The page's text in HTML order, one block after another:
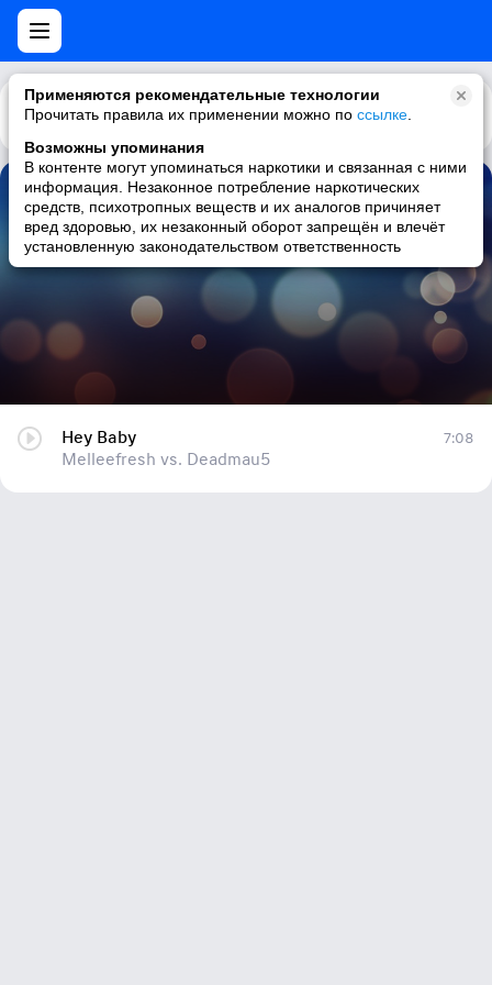
Применяются рекомендательные технологии
Прочитать правила их применении можно по ссылке
Возможны упоминания
В контенте могут упоминаться наркотики и связанная с ними
информация. Незаконное потребление наркотических
средств, психотропных веществ и их аналогов причиняет
вред здоровью, их незаконный оборот запрещён и влечёт
установленную законодательством ответственность
Каталог Рекомендации
Hey Baby
Melleefresh vs. Deadmau5
Hey Baby
Melleefresh vs. Deadmau5
7:08